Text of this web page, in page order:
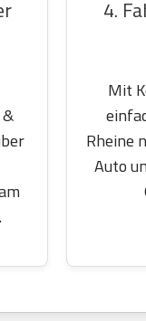
4.
Mit
Rheine
Auto